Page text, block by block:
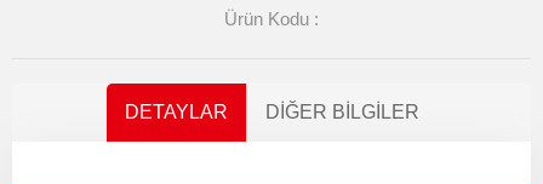
Ürün Kodu :
DETAYLAR DIĞER BILGILER